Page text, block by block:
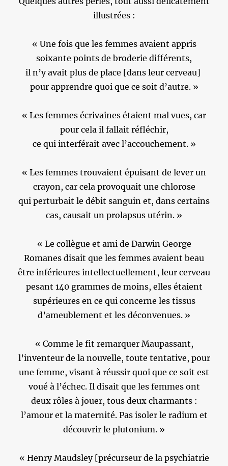
illustrées :
« Une fois que les femmes avaient appris
soixante points de broderie différents,
il n’y avait plus de place [dans leur cerveau]
pour apprendre quoi que ce soit d’autre. »
« Les femmes écrivaines étaient mal vues, car
pour cela il fallait réfléchir,
ce qui interférait avec l’accouchement. »
« Les femmes trouvaient épuisant de lever un
crayon, car cela provoquait une chlorose
qui perturbait le débit sanguin et, dans certains
cas, causait un prolapsus utérin. »
« Le collègue et ami de Darwin George
Romanes disait que les femmes avaient beau
être inférieures intellectuellement, leur cerveau
pesant 140 grammes de moins, elles étaient
supérieures en ce qui concerne les tissus
d’ameublement et les déconvenues. »
« Comme le fit remarquer Maupassant,
l’inventeur de la nouvelle, toute tentative, pour
une femme, visant à réussir quoi que ce soit est
voué à l’échec. Il disait que les femmes ont
deux rôles à jouer, tous deux charmants :
l’amour et la maternité. Pas isoler le radium et
découvrir le plutonium. »
« Henry Maudsley [précurseur de la psychiatrie